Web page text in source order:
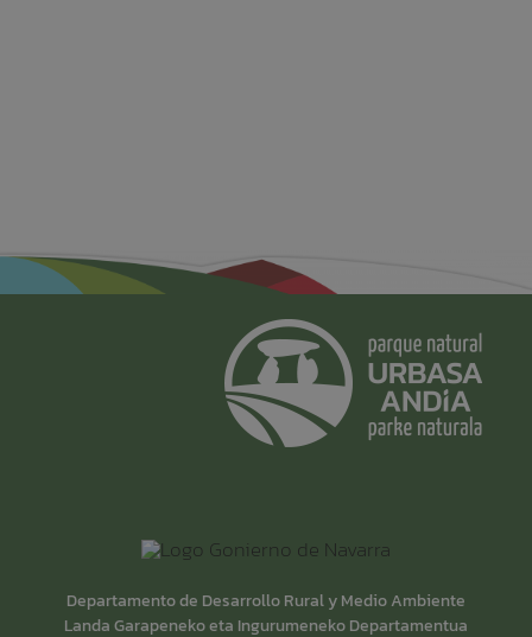
Departamento de Desarrollo Rural y Medio Ambiente
Landa Garapeneko eta Ingurumeneko Departamentua